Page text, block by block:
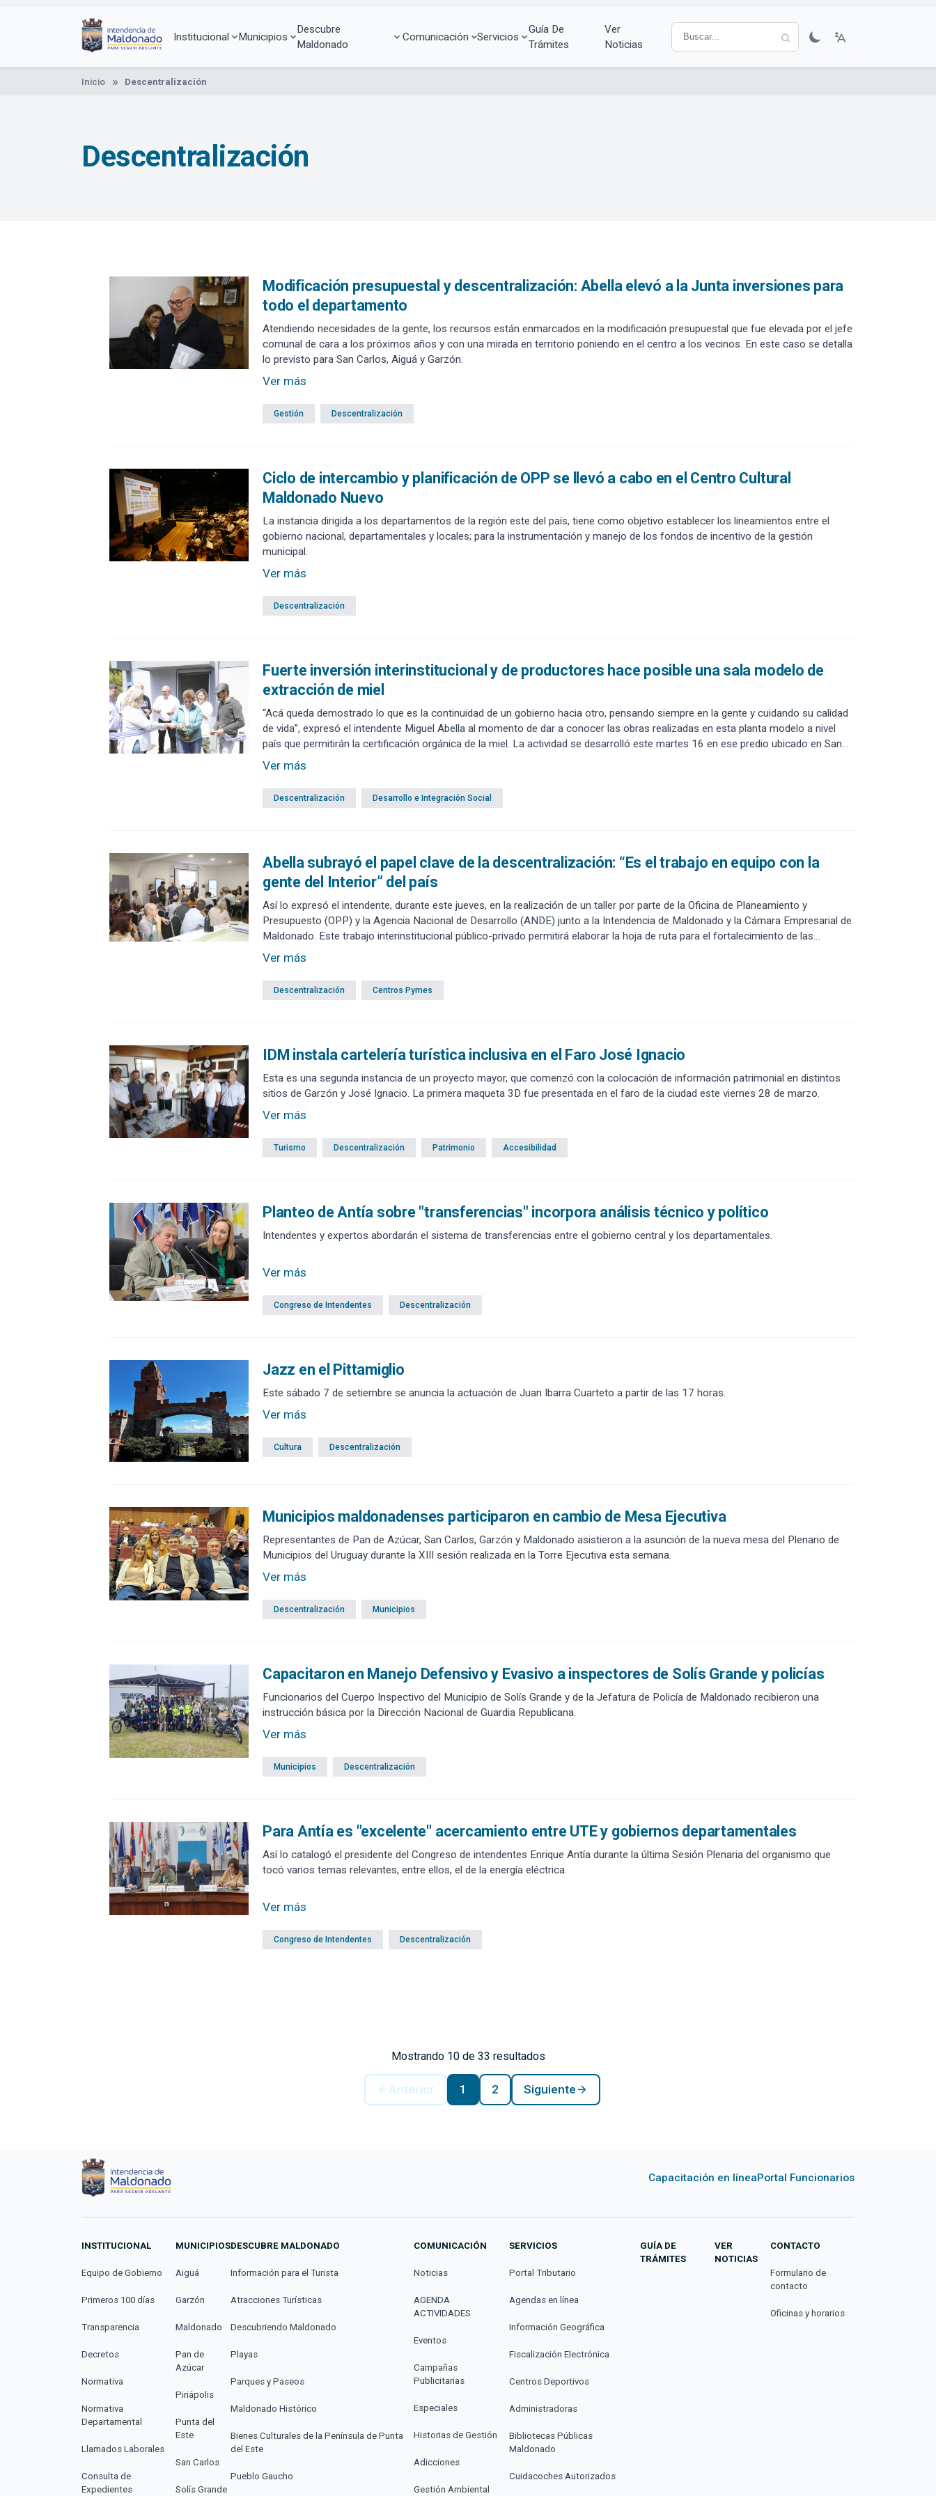
Institucional Municipios
Descubre
Maldonado
Comunicación Servicios
Guía De
Trámites
Ver
Noticias
Inicio Descentralización
Descentralización
Modificación presupuestal y descentralización: Abella elevó a la Junta inversiones para
todo el departamento
Atendiendo necesidades de la gente, los recursos están enmarcados en la modificación presupuestal que fue elevada por el jefe
comunal de cara a los próximos años y con una mirada en territorio poniendo en el centro a los vecinos. En este caso se detalla
lo previsto para San Carlos, Aiguá y Garzón.
Ver más
Gestión Descentralización
Ciclo de intercambio y planificación de OPP se llevó a cabo en el Centro Cultural
Maldonado Nuevo
La instancia dirigida a los departamentos de la región este del país, tiene como objetivo establecer los lineamientos entre el
gobierno nacional, departamentales y locales; para la instrumentación y manejo de los fondos de incentivo de la gestión
municipal.
Ver más
Descentralización
Fuerte inversión interinstitucional y de productores hace posible una sala modelo de
extracción de miel
“Acá queda demostrado lo que es la continuidad de un gobierno hacia otro, pensando siempre en la gente y cuidando su calidad
de vida”, expresó el intendente Miguel Abella al momento de dar a conocer las obras realizadas en esta planta modelo a nivel
país que permitirán la certificación orgánica de la miel. La actividad se desarrolló este martes 16 en ese predio ubicado en San
Carlos.
Ver más
Descentralización Desarrollo e Integración Social
Abella subrayó el papel clave de la descentralización: “Es el trabajo en equipo con la
gente del Interior” del país
Así lo expresó el intendente, durante este jueves, en la realización de un taller por parte de la Oficina de Planeamiento y
Presupuesto (OPP) y la Agencia Nacional de Desarrollo (ANDE) junto a la Intendencia de Maldonado y la Cámara Empresarial de
Maldonado. Este trabajo interinstitucional público-privado permitirá elaborar la hoja de ruta para el fortalecimiento de las
cadenas de valor.
Ver más
Descentralización Centros Pymes
IDM instala cartelería turística inclusiva en el Faro José Ignacio
Esta es una segunda instancia de un proyecto mayor, que comenzó con la colocación de información patrimonial en distintos
sitios de Garzón y José Ignacio. La primera maqueta 3D fue presentada en el faro de la ciudad este viernes 28 de marzo.
Ver más
Turismo Descentralización Patrimonio Accesibilidad
Planteo de Antía sobre "transferencias" incorpora análisis técnico y político
Intendentes y expertos abordarán el sistema de transferencias entre el gobierno central y los departamentales.
Ver más
Congreso de Intendentes Descentralización
Jazz en el Pittamiglio
Este sábado 7 de setiembre se anuncia la actuación de Juan Ibarra Cuarteto a partir de las 17 horas.
Ver más
Cultura Descentralización
Municipios maldonadenses participaron en cambio de Mesa Ejecutiva
Representantes de Pan de Azúcar, San Carlos, Garzón y Maldonado asistieron a la asunción de la nueva mesa del Plenario de
Municipios del Uruguay durante la XIII sesión realizada en la Torre Ejecutiva esta semana.
Ver más
Descentralización Municipios
Capacitaron en Manejo Defensivo y Evasivo a inspectores de Solís Grande y policías
Funcionarios del Cuerpo Inspectivo del Municipio de Solís Grande y de la Jefatura de Policía de Maldonado recibieron una
instrucción básica por la Dirección Nacional de Guardia Republicana.
Ver más
Municipios Descentralización
Para Antía es "excelente" acercamiento entre UTE y gobiernos departamentales
Así lo catalogó el presidente del Congreso de intendentes Enrique Antía durante la última Sesión Plenaria del organismo que
tocó varios temas relevantes, entre ellos, el de la energía eléctrica.
Ver más
Congreso de Intendentes Descentralización
Mostrando 10 de 33 resultados
Anterior 1 2 Siguiente
Capacitación en líneaPortal Funcionarios
INSTITUCIONAL
Equipo de Gobierno
Primeros 100 días
Transparencia
Decretos
Normativa
Normativa
Departamental
Llamados Laborales
Consulta de
Expedientes
MUNICIPIOS
Aiguá
Garzón
Maldonado
Pan de
Azúcar
Piriápolis
Punta del
Este
San Carlos
Solís Grande
DESCUBRE MALDONADO
Información para el Turista
Atracciones Turísticas
Descubriendo Maldonado
Playas
Parques y Paseos
Maldonado Histórico
Bienes Culturales de la Península de Punta
del Este
Pueblo Gaucho
COMUNICACIÓN
Noticias
AGENDA
ACTIVIDADES
Eventos
Campañas
Publicitarias
Especiales
Historias de Gestión
Adicciones
Gestión Ambiental
SERVICIOS
Portal Tributario
Agendas en línea
Información Geográfica
Fiscalización Electrónica
Centros Deportivos
Administradoras
Bibliotecas Públicas
Maldonado
Cuidacoches Autorizados
GUÍA DE
TRÁMITES
VER
NOTICIAS
CONTACTO
Formulario de
contacto
Oficinas y horarios